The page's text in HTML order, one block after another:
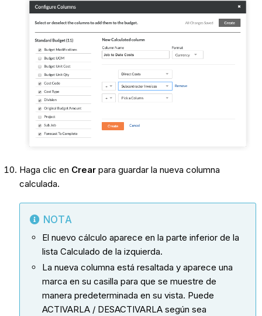
Haga clic en Crearpara guardar la nueva columna
calculada.
NOTA
El nuevo cálculo aparece en la parte inferior de la
lista Calculado de la izquierda.
La nueva columna está resaltada y aparece una
marca en su casilla para que se muestre de
manera predeterminada en su vista. Puede
ACTIVARLA / DESACTIVARLA según sea